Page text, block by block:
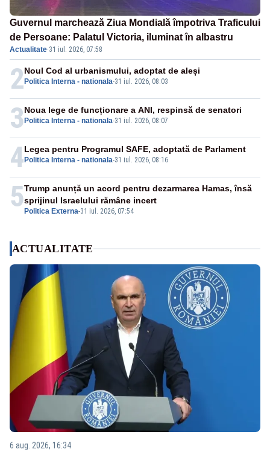
Guvernul marchează Ziua Mondială împotriva Traficului
de Persoane: Palatul Victoria, iluminat în albastru
Actualitate·31 iul. 2026, 07:58
2 Politica Interna - nationala-31 iul. 2026, 08:03
Noul Cod al urbanismului, adoptat de aleși
3 Politica Interna - nationala-31 iul. 2026, 08:07
Noua lege de funcționare a ANI, respinsă de senatori
4 Politica Interna - nationala-31 iul. 2026, 08:16
Legea pentru Programul SAFE, adoptată de Parlament
5 Politica Externa-31 iul. 2026, 07:54
Trump anunță un acord pentru dezarmarea Hamas, însă
sprijinul Israelului rămâne incert
ACTUALITATE
6 aug. 2026, 16:34